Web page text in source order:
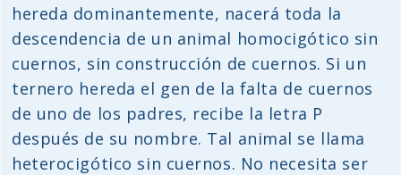
hereda dominantemente, nacerá toda la
descendencia de un animal homocigótico sin
cuernos, sin construcción de cuernos. Si un
ternero hereda el gen de la falta de cuernos
de uno de los padres, recibe la letra P
después de su nombre. Tal animal se llama
heterocigótico sin cuernos. No necesita ser